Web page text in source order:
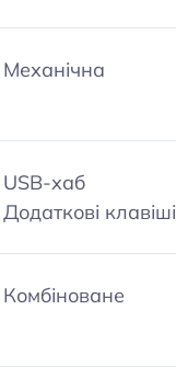
Механічна
USB-хаб
Додаткові клавіші
Комбіноване